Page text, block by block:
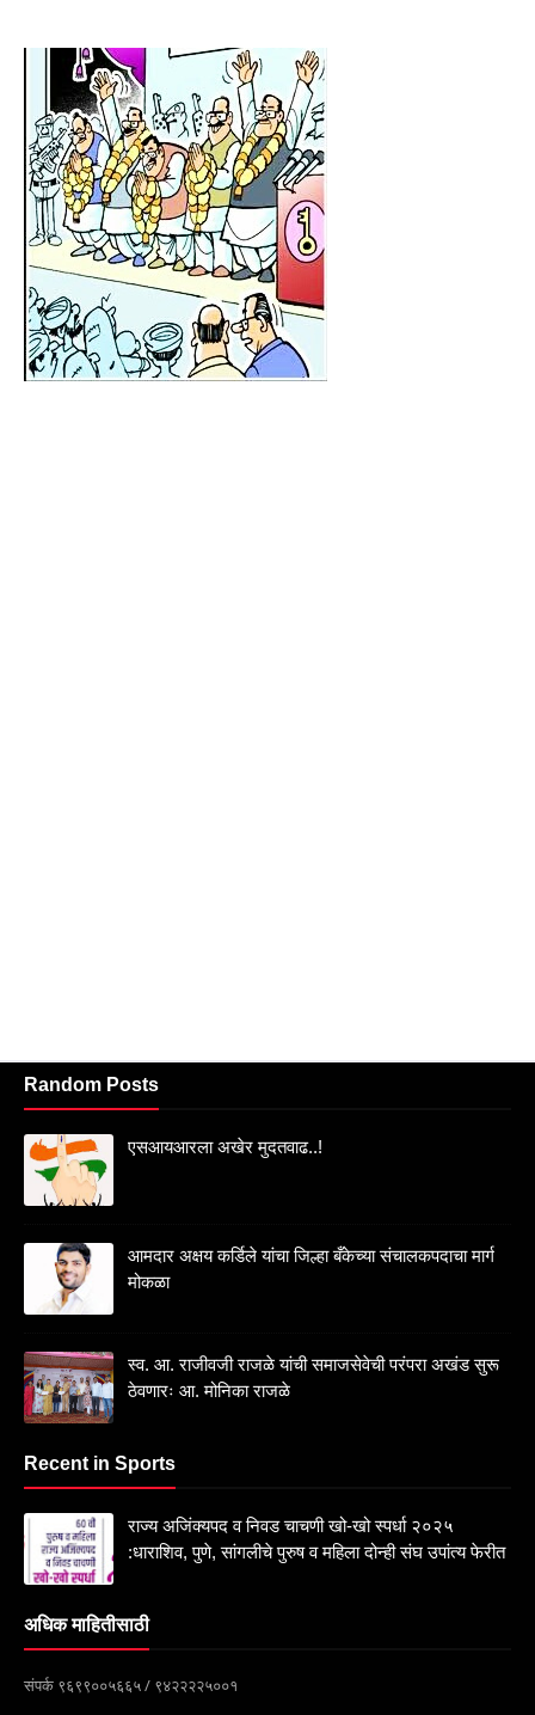
Random Posts
एसआयआरला अखेर मुदतवाढ..!
आमदार अक्षय कर्डिले यांचा जिल्हा बँकेच्या संचालकपदाचा मार्ग
मोकळा
स्व. आ. राजीवजी राजळे यांची समाजसेवेची परंपरा अखंड सुरू
ठेवणारः आ. मोनिका राजळे
Recent in Sports
राज्य अजिंक्यपद व निवड चाचणी खो-खो स्पर्धा २०२५
:धाराशिव, पुणे, सांगलीचे पुरुष व महिला दोन्ही संघ उपांत्य फेरीत
अधिक माहितीसाठी
संपर्क ९६९९००५६६५ / ९४२२२२५००१